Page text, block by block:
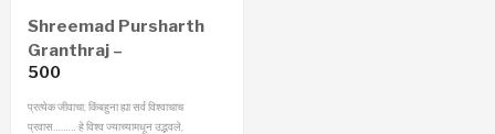
Shreemad Pursharth
Granthraj –
Prempravas Economy
Edition (Marathi)
500
प्रत्येक जीवाचा, किंबहुना ह्या सर्व विश्‍वाचाच
प्रवास……… हे विश्‍व ज्याच्यामधून उद्भवले,